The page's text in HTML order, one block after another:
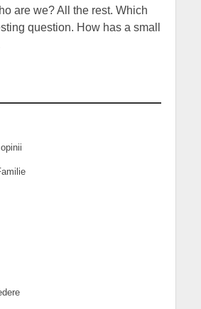
are we? All the rest. Which
question. How has a small